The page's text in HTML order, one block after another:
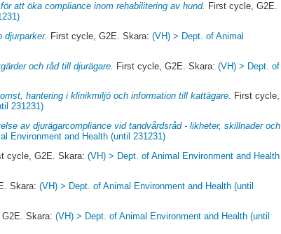
att öka compliance inom rehabilitering av hund. First cycle, G2E.
First cycle, G2E. Skara:(VH) > Dept. of Animal
och råd till djurägare. First cycle, G2E. Skara:(VH) > Dept. of
hantering i klinikmiljö och information till kattägare. First cycle,
231231)
av djurägarcompliance vid tandvårdsråd - likheter, skillnader och
Environment and Health (until 231231)
cycle, G2E. Skara:(VH) > Dept. of Animal Environment and Health
Skara:(VH) > Dept. of Animal Environment and Health (until
G2E. Skara:(VH) > Dept. of Animal Environment and Health (until